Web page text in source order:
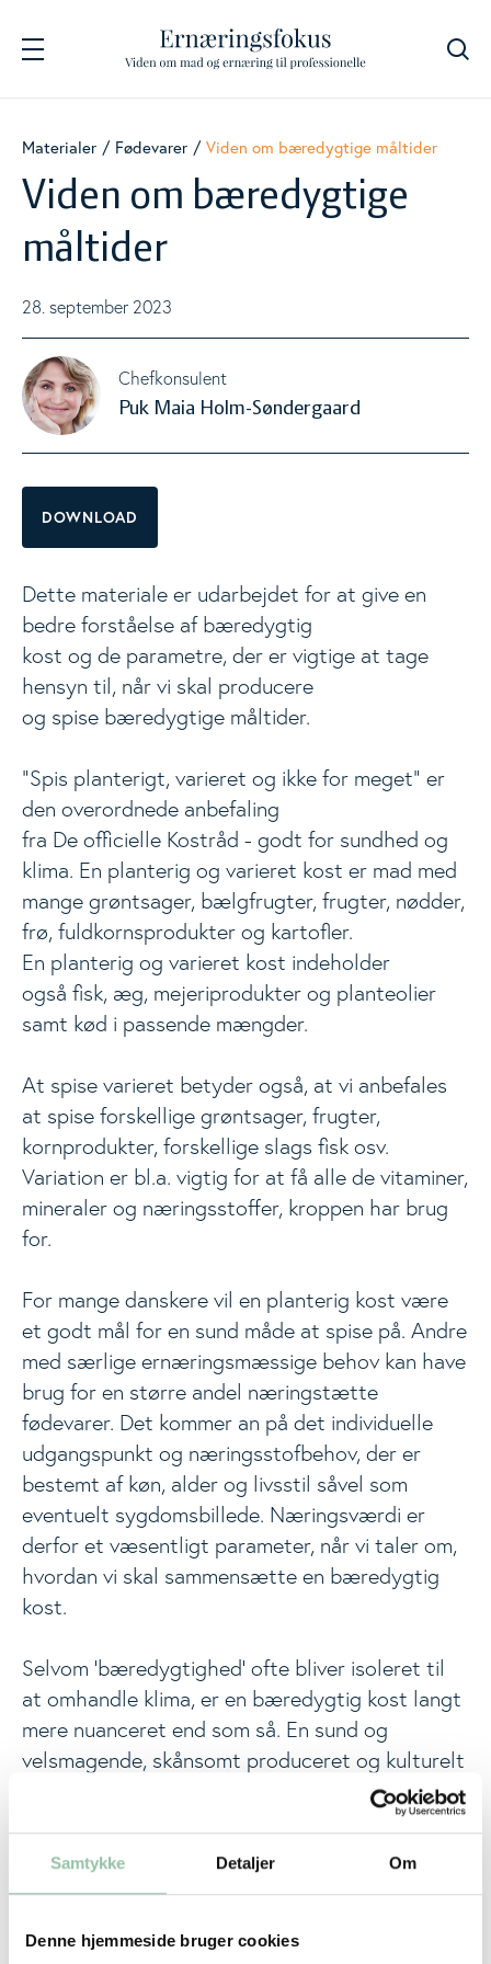
Samtykke Detaljer Om
Denne hjemmeside bruger cookies
Navigation
Fødevarer
Beregnere
Kostanbefalinger
Livsstil
Materialer
Kostanbefalinger
Næringsstoffer
Opskrifter
Nyheder
Events
Analyser
Materialer Fødevarer Viden om bæredygtige måltider
Viden om bæredygtige
måltider
28. september 2023
Chefkonsulent
Puk Maia Holm-Søndergaard
DOWNLOAD
Dette materiale er udarbejdet for at give en
bedre forståelse af bæredygtig
kost og de parametre, der er vigtige at tage
hensyn til, når vi skal producere
og spise bæredygtige måltider.
”Spis planterigt, varieret og ikke for meget” er
den overordnede anbefaling
fra De officielle Kostråd - godt for sundhed og
klima. En planterig og varieret kost er mad med
mange grøntsager, bælgfrugter, frugter, nødder,
frø, fuldkornsprodukter og kartofler.
En planterig og varieret kost indeholder
også fisk, æg, mejeriprodukter og planteolier
samt kød i passende mængder.
At spise varieret betyder også, at vi anbefales
at spise forskellige grøntsager, frugter,
kornprodukter, forskellige slags fisk osv.
Variation er bl.a. vigtig for at få alle de vitaminer,
mineraler og næringsstoffer, kroppen har brug
for.
For mange danskere vil en planterig kost være
et godt mål for en sund måde at spise på. Andre
med særlige ernæringsmæssige behov kan have
brug for en større andel næringstætte
fødevarer. Det kommer an på det individuelle
udgangspunkt og næringsstofbehov, der er
bestemt af køn, alder og livsstil såvel som
eventuelt sygdomsbillede. Næringsværdi er
derfor et væsentligt parameter, når vi taler om,
hvordan vi skal sammensætte en bæredygtig
kost.
Selvom ’bæredygtighed’ ofte bliver isoleret til
at omhandle klima, er en bæredygtig kost langt
mere nuanceret end som så. En sund og
velsmagende, skånsomt produceret og kulturelt
passende kost er nemlig også en del af
definitionen på det, vi kan betragte som en
bæredygtig kost. De følgende sider beskriver
I følge FN´s Fødevare- og